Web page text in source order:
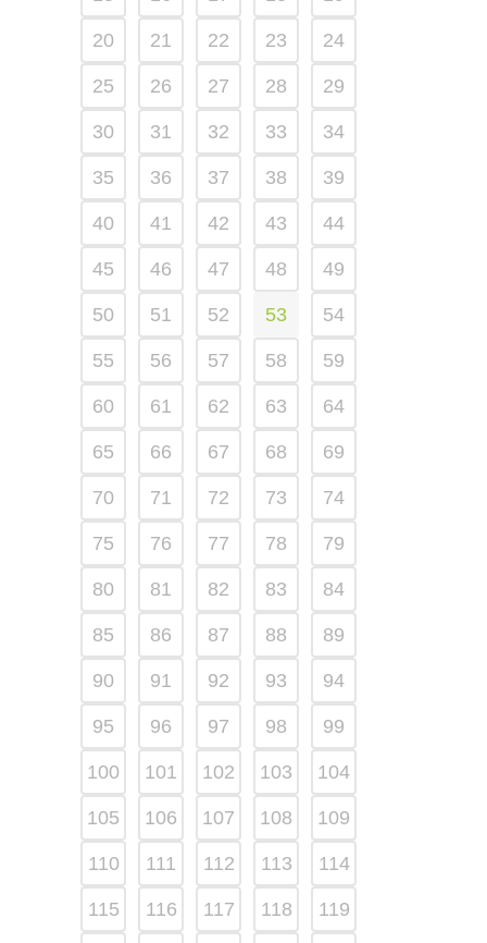
20 21 22 23 24
25 26 27 28 29
30 31 32 33 34
35 36 37 38 39
40 41 42 43 44
45 46 47 48 49
50 51 52 53 54
55 56 57 58 59
60 61 62 63 64
65 66 67 68 69
70 71 72 73 74
75 76 77 78 79
80 81 82 83 84
85 86 87 88 89
90 91 92 93 94
95 96 97 98 99
100 101 102 103 104
105 106 107 108 109
110 111 112 113 114
115 116 117 118 119